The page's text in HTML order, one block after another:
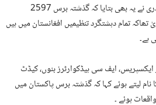
لیفٹیننٹ جنرل احمد شریف چوہدری نے یہ بھی بتایا کہ گذشتہ برس 2597
تمام دہشتگرد تنظیمیں افغانستان میں ہیں
ہے۔
ایف سی ہیڈکوارٹرز بنوں، کیڈٹ
لیتے ہوئے کہا کہ گذشتہ برس پاکستان میں